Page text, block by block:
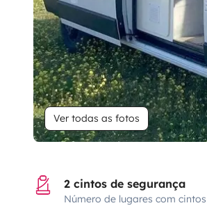
Ver todas as fotos
2 cintos de segurança
Número de lugares com